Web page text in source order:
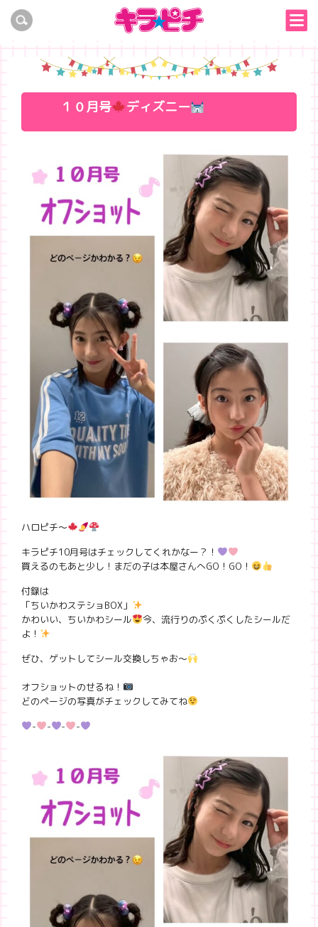
１０月号 ディズニー
ハロピチ〜
キラピチ10月号はチェックしてくれかなー？！
買えるのもあと少し！まだの子は本屋さんへGO！GO！
付録は
「ちいかわステショBOX」
かわいい、ちいかわシール
今、流行りのぷくぷくしたシールだ
よ！
ぜひ、ゲットしてシール交換しちゃお〜
オフショットのせるね！
どのページの写真がチェックしてみてね
-
- - -